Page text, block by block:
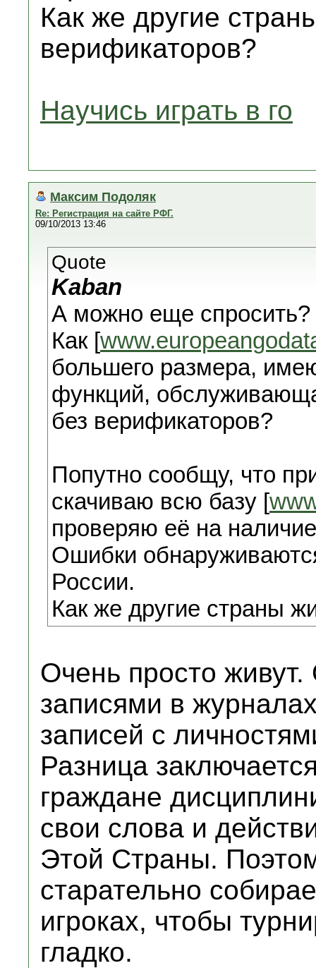
Как же другие
верификаторов?
Научись играть в го
Максим Подоляк
Re: Регистрация на сайте РФГ.
09/10/2013 13:46
Quote
Kaban
А можно еще спросить?
Как [
большего размера,
функций,
без верификаторов?
Попутно сообщу, что
скачиваю всю базу [
проверяю её на
Ошибки
России.
Как же другие страны
Очень просто
записями в
записей с
Разница
граждане
свои слова и
Этой Страны.
старательно
игроках, чтобы
гладко.